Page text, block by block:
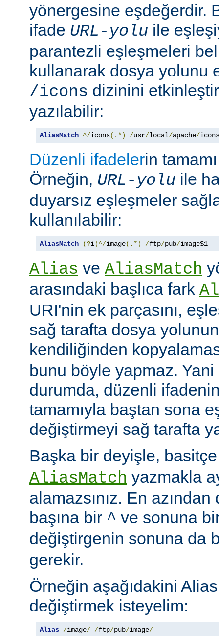
yönergesine eşdeğerdir.
ifade URL-yolu ile
parantezli eşleşmeleri
kullanarak dosya yolunu
/icons dizinini
yazılabilir:
AliasMatch ^/icons(.*) /usr/local/apache/
Düzenli ifadelerin
Örneğin, URL-yolu ile
duyarsız eşleşmeler
kullanılabilir:
AliasMatch (?i)^/image(.*) /ftp/pub/image$1
Alias ve AliasMatch
arasındaki başlıca fark
URI'nin ek parçasını,
sağ tarafta dosya
kendiliğinden
bunu böyle yapmaz.
durumda, düzenli
tamamıyla baştan sona
değiştirmeyi sağ tarafta
Başka bir deyişle,
AliasMatch yazmakla
alamazsınız. En
başına bir ^ ve sonuna
değiştirgenin sonuna da
gerekir.
Örneğin aşağıdakini
değiştirmek isteyelim:
Alias /image/ /ftp/pub/image/